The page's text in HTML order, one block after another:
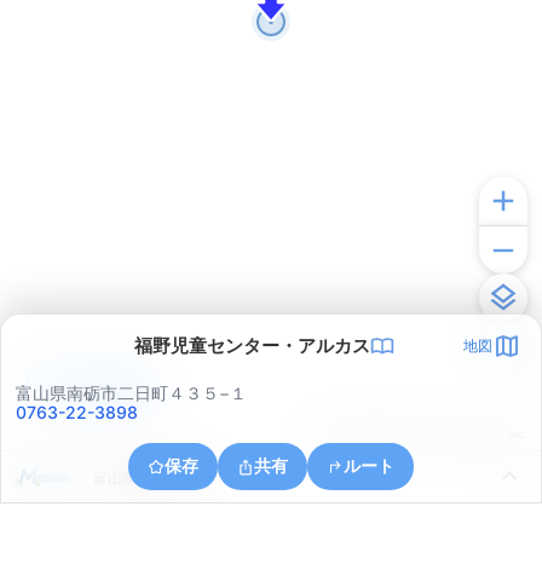
福野児童センター・アルカス 地図
富山県南砺市二日町４３５−１
0763-22-3898
保存 共有 ルート
富山県南砺市野尻
アプリで見る